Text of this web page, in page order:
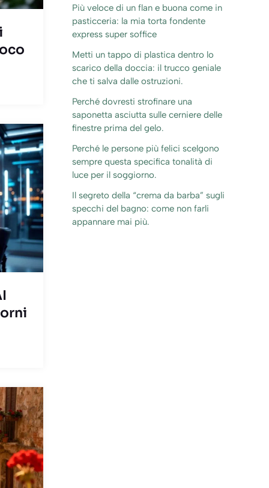
Più veloce di un flan e buona come in
pasticceria: la mia torta fondente
express super soffice
Metti un tappo di plastica dentro lo
scarico della doccia: il trucco geniale
che ti salva dalle ostruzioni.
Perché dovresti strofinare una
saponetta asciutta sulle cerniere delle
finestre prima del gelo.
Perché le persone più felici scelgono
sempre questa specifica tonalità di
luce per il soggiorno.
Il segreto della “crema da barba” sugli
specchi del bagno: come non farli
appannare mai più.